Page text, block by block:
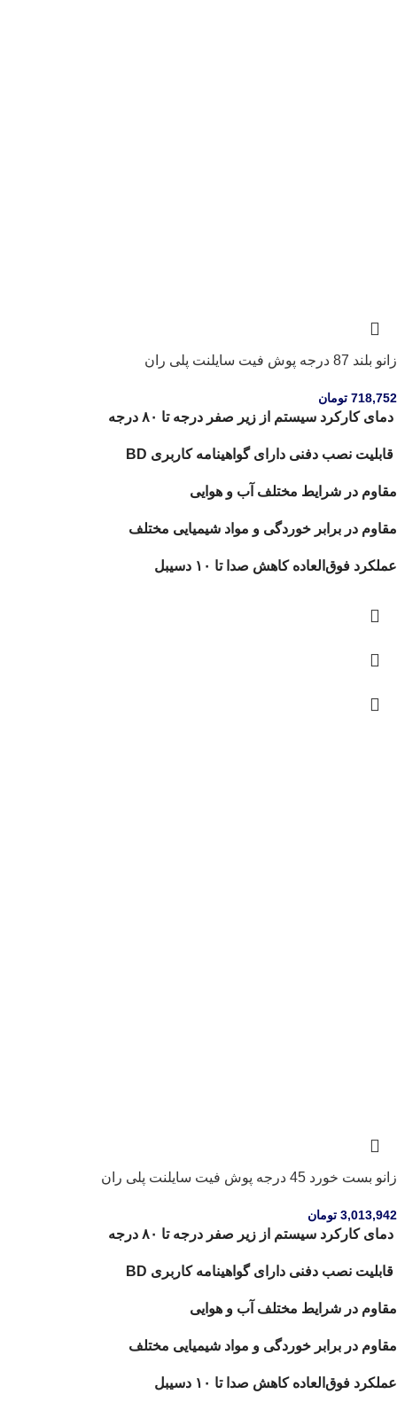
زانو بلند 87 درجه پوش فیت سایلنت پلی ران
718,752 تومان
دمای کارکرد سیستم از زیر صفر درجه تا ۸۰ درجه
قابلیت نصب دفنی دارای گواهینامه کاربری BD
مقاوم در شرایط مختلف آب و هوایی
مقاوم در برابر خوردگی و مواد شیمیایی مختلف
عملکرد فوق‌العاده کاهش صدا تا ۱۰ دسیبل
زانو بست خورد 45 درجه پوش فیت سایلنت پلی ران
3,013,942 تومان
دمای کارکرد سیستم از زیر صفر درجه تا ۸۰ درجه
قابلیت نصب دفنی دارای گواهینامه کاربری BD
مقاوم در شرایط مختلف آب و هوایی
مقاوم در برابر خوردگی و مواد شیمیایی مختلف
عملکرد فوق‌العاده کاهش صدا تا ۱۰ دسیبل